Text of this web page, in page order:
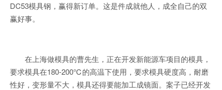
DC53模具钢，赢得新订单。这是件成就他人，成全自己的双
赢好事。
在上海做模具的曹先生，正在开发新能源车项目的模具，
要求模具在180-200℃的高温下使用，要求模具硬度高，耐磨
性好，变形量不大，模具还得要能加工成镜面。案子已经开发